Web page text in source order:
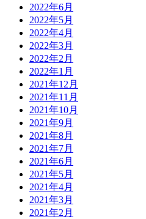
2022年6月
2022年5月
2022年4月
2022年3月
2022年2月
2022年1月
2021年12月
2021年11月
2021年10月
2021年9月
2021年8月
2021年7月
2021年6月
2021年5月
2021年4月
2021年3月
2021年2月